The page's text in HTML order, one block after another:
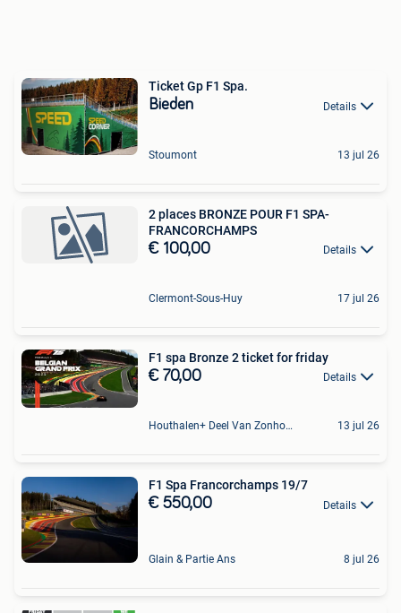
Ticket Gp F1 Spa.
Bieden Details
Stoumont 13 jul 26
2 places BRONZE POUR F1 SPA-
FRANCORCHAMPS
€ 100,00 Details
Clermont-Sous-Huy 17 jul 26
F1 spa Bronze 2 ticket for friday
€ 70,00 Details
Houthalen+ Deel Van Zonhoven En Zolder 13 jul 26
F1 Spa Francorchamps 19/7
€ 550,00 Details
Glain & Partie Ans 8 jul 26